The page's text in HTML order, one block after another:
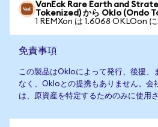
VanEck Rare Earth and
Tokenized) から Oklo (Ondo
1 REMXon は 1.6068 OKLOon
免責事項
この製品はOkloによって発行、後援、
なく、Okloとの提携もありません。会
は、原資産を特定するためのみに使用さ